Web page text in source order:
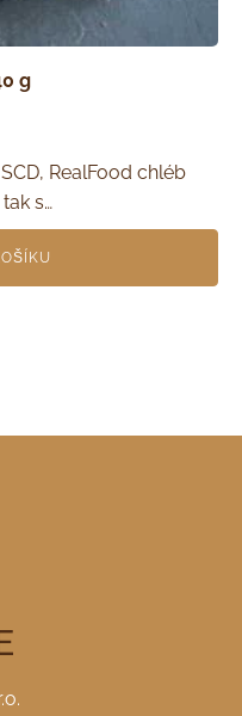
g
RealFood chléb
s…